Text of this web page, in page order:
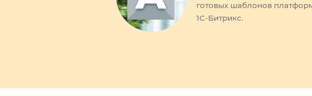
готовых шаблонов
1С-Битрикс.